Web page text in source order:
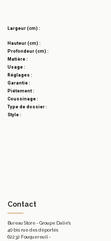
Largeur (cm) :
Hauteur (cm) :
Profondeur (cm) :
Matière :
Usage :
Réglages :
Garantie :
Piétement :
Coussinage :
Type de dossier :
Style :
Contact
Bureau Store - Groupe Dalie's
40 bis rue des déportés
62232 Fouquereuil -